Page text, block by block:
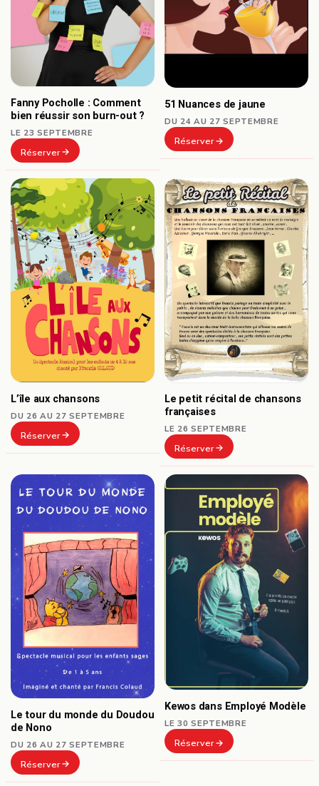
Fanny Pocholle : Comment
bien réussir son burn-out ?
LE 23 SEPTEMBRE
Réserver
51 Nuances de jaune
DU 24 AU 27 SEPTEMBRE
Réserver
L’île aux chansons
DU 26 AU 27 SEPTEMBRE
Réserver
Le petit récital de chansons
françaises
LE 26 SEPTEMBRE
Réserver
Le tour du monde du Doudou
de Nono
DU 26 AU 27 SEPTEMBRE
Réserver
Kewos dans Employé Modèle
LE 30 SEPTEMBRE
Réserver